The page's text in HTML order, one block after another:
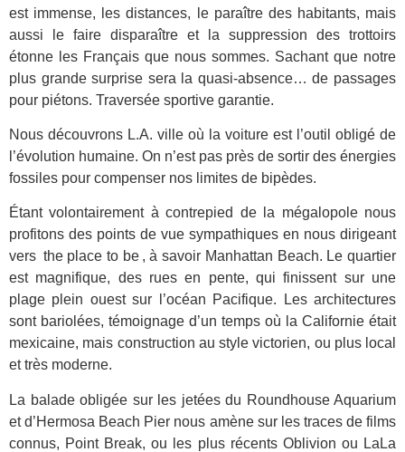
est immense, les distances, le paraître des habitants, mais
aussi le faire disparaître et la suppression des trottoirs
étonne les Français que nous sommes. Sachant que notre
plus grande surprise sera la quasi-absence… de passages
pour piétons. Traversée sportive garantie.
Nous découvrons L.A. ville où la voiture est l’outil obligé de
l’évolution humaine. On n’est pas près de sortir des énergies
fossiles pour compenser nos limites de bipèdes.
Étant volontairement à contrepied de la mégalopole nous
profitons des points de vue sympathiques en nous dirigeant
vers the place to be , à savoir Manhattan Beach. Le quartier
est magnifique, des rues en pente, qui finissent sur une
plage plein ouest sur l’océan Pacifique. Les architectures
sont bariolées, témoignage d’un temps où la Californie était
mexicaine, mais construction au style victorien, ou plus local
et très moderne.
La balade obligée sur les jetées du Roundhouse Aquarium
et d’Hermosa Beach Pier nous amène sur les traces de films
connus, Point Break, ou les plus récents Oblivion ou LaLa